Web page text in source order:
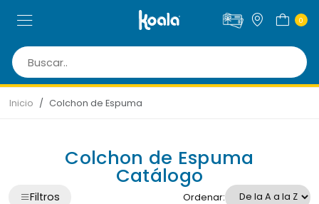
0
Inicio Colchon de Espuma
Colchon de Espuma
Catálogo
Filtros Ordenar: